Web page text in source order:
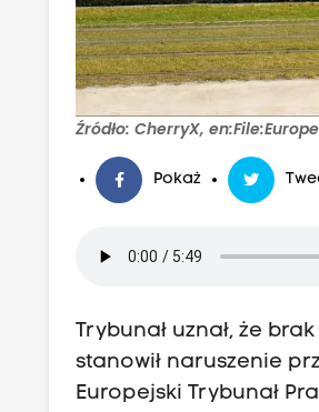
Źródło: CherryX,
Pokaż
Trybunał uznał, że
stanowił naruszenie
Europejski Trybunał